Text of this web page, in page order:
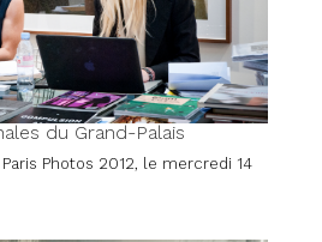
du Grand-Palais
Photos 2012, le mercredi 14